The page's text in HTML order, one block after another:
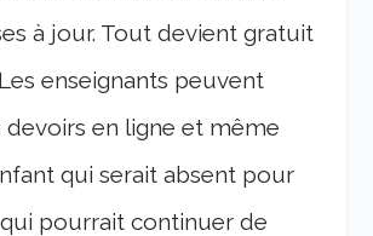
à jour. Tout devient gratuit
enseignants peuvent
devoirs en ligne et même
qui serait absent pour
pourrait continuer de